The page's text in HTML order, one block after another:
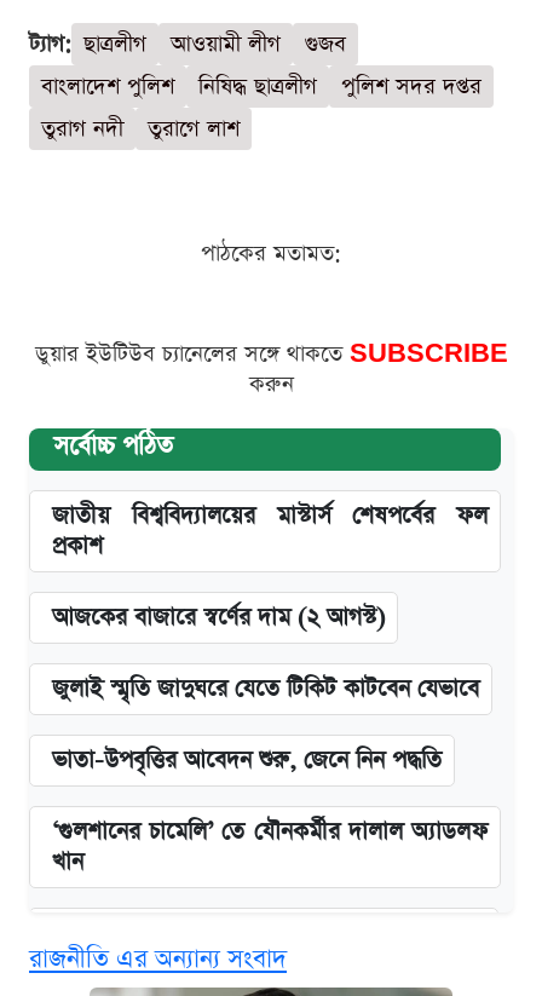
ট্যাগ: ছাত্রলীগ আওয়ামী লীগ
গুজব
বাংলাদেশ পুলিশ
নিষিদ্ধ ছাত্রলীগ
পুলিশ সদর দপ্তর
তুরাগ নদী
তুরাগে লাশ
পাঠকের মতামত:
ডুয়ার ইউটিউব চ্যানেলের সঙ্গে থাকতে SUBSCRIBE
করুন
সর্বোচ্চ পঠিত
জাতীয় বিশ্ববিদ্যালয়ের মাস্টার্স শেষপর্বের ফল
প্রকাশ
আজকের বাজারে স্বর্ণের দাম (২ আগস্ট)
জুলাই স্মৃতি জাদুঘরে যেতে টিকিট কাটবেন যেভাবে
ভাতা-উপবৃত্তির আবেদন শুরু, জেনে নিন পদ্ধতি
‘গুলশানের চামেলি’ তে যৌনকর্মীর দালাল অ্যাডলফ
খান
রাজনীতি এর অন্যান্য সংবাদ